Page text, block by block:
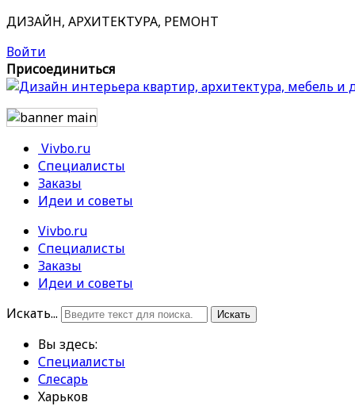
ДИЗАЙН, АРХИТЕКТУРА, РЕМОНТ
Войти
Присоединиться
Vivbo.ru
Специалисты
Заказы
Идеи и советы
Vivbo.ru
Специалисты
Заказы
Идеи и советы
Искать...
Искать
Вы здесь:
Специалисты
Слесарь
Харьков